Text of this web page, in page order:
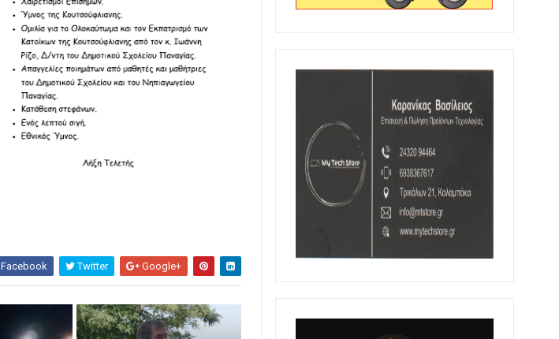
Facebook Twitter Google+